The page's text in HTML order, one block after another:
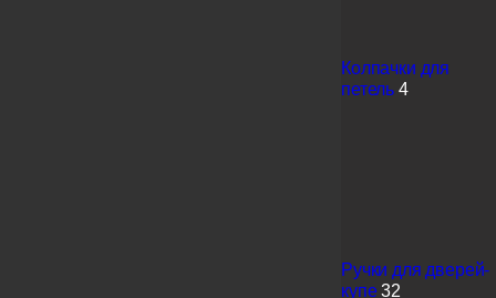
Колпачки для
петель 4
Ручки для дверей-
купе 32